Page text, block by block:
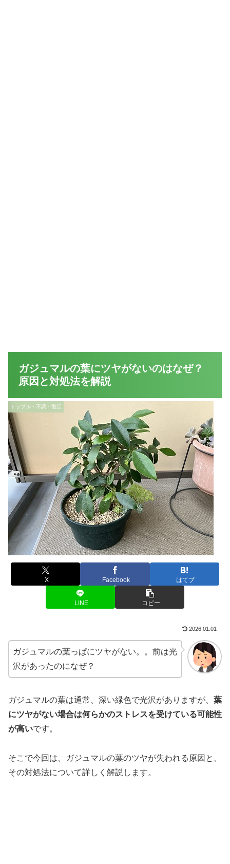
ガジュマルの葉にツヤがないのはなぜ？
原因と対処法を解説
トラブル・不調・復活
X Facebook はてブ
LINE コピー
2026.01.01
ガジュマルの葉っぱにツヤがない。。前は光
沢があったのになぜ？
ガジュマルの葉は通常、深い緑色で光沢がありますが、 葉
にツヤがない場合は何らかのストレスを受けている可能性
が高いです。
そこで今回は、ガジュマルの葉のツヤが失われる原因と、
その対処法について詳しく解説します。